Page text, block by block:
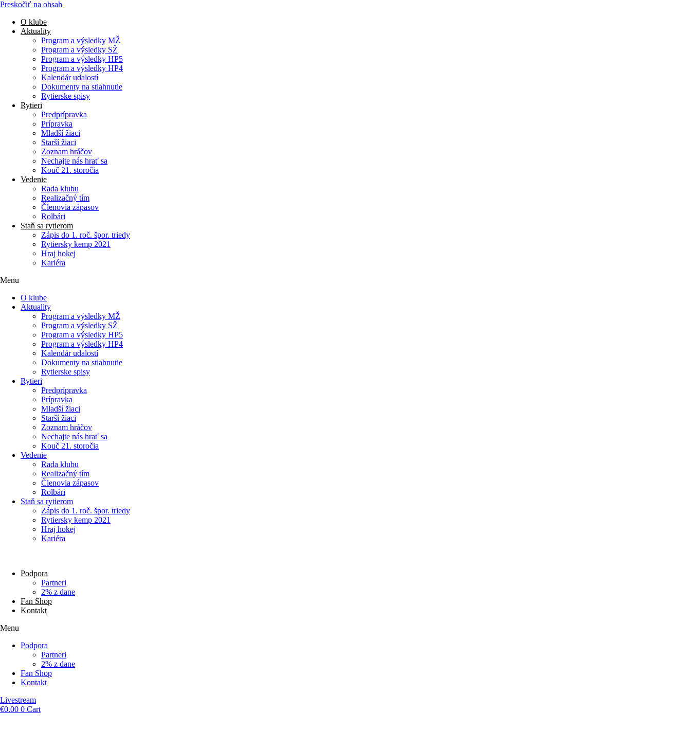
Preskočiť na obsah
O klube
Aktuality
Program a výsledky MŽ
Program a výsledky SŽ
Program a výsledky HP5
Program a výsledky HP4
Kalendár udalostí
Dokumenty na stiahnutie
Rytierske spisy
Rytieri
Predprípravka
Prípravka
Mladší žiaci
Starší žiaci
Zoznam hráčov
Nechajte nás hrať sa
Kouč 21. storočia
Vedenie
Rada klubu
Realizačný tím
Členovia zápasov
Rolbári
Staň sa rytierom
Zápis do 1. roč. špor. triedy
Rytiersky kemp 2021
Hraj hokej
Kariéra
Menu
O klube
Aktuality
Program a výsledky MŽ
Program a výsledky SŽ
Program a výsledky HP5
Program a výsledky HP4
Kalendár udalostí
Dokumenty na stiahnutie
Rytierske spisy
Rytieri
Predprípravka
Prípravka
Mladší žiaci
Starší žiaci
Zoznam hráčov
Nechajte nás hrať sa
Kouč 21. storočia
Vedenie
Rada klubu
Realizačný tím
Členovia zápasov
Rolbári
Staň sa rytierom
Zápis do 1. roč. špor. triedy
Rytiersky kemp 2021
Hraj hokej
Kariéra
Podpora
Partneri
2% z dane
Fan Shop
Kontakt
Menu
Podpora
Partneri
2% z dane
Fan Shop
Kontakt
Livestream
€0.00 0 Cart